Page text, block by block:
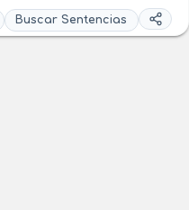
Buscar Sentencias